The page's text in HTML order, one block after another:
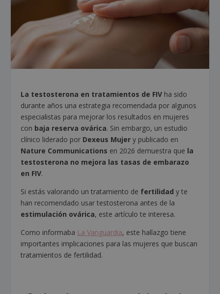
La testosterona en tratamientos de FIV ha sido
durante años una estrategia recomendada por algunos
especialistas para mejorar los resultados en mujeres
con baja reserva ovárica. Sin embargo, un estudio
clínico liderado por Dexeus Mujer y publicado en
Nature Communications en 2026 demuestra que la
testosterona no mejora las tasas de embarazo
en FIV.
Si estás valorando un tratamiento de fertilidad y te
han recomendado usar testosterona antes de la
estimulación ovárica, este artículo te interesa.
Como informaba La Vanguardia, este hallazgo tiene
importantes implicaciones para las mujeres que buscan
tratamientos de fertilidad.